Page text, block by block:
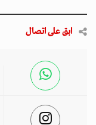
ابق على اتصال